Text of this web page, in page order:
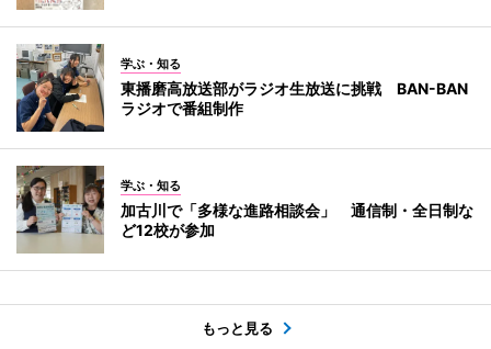
学ぶ・知る
東播磨高放送部がラジオ生放送に挑戦 BAN-BAN
ラジオで番組制作
学ぶ・知る
加古川で「多様な進路相談会」 通信制・全日制な
ど12校が参加
もっと見る